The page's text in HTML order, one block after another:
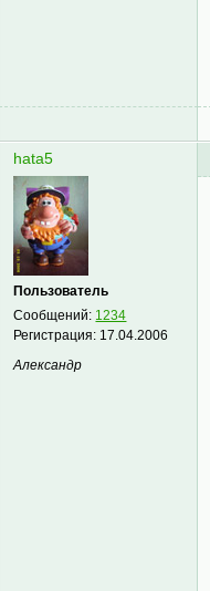
hata5
Пользователь
Сообщений: 1234
Регистрация: 17.04.2006
Александр